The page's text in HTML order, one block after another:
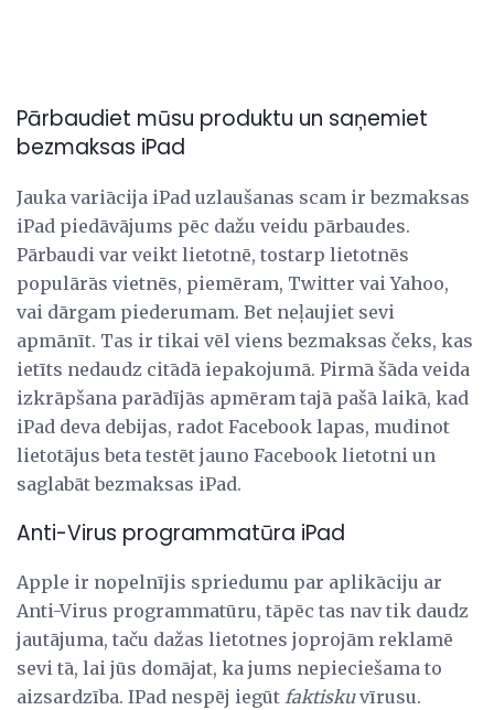
Pārbaudiet mūsu produktu un saņemiet
bezmaksas iPad
Jauka variācija iPad uzlaušanas scam ir bezmaksas
iPad piedāvājums pēc dažu veidu pārbaudes.
Pārbaudi var veikt lietotnē, tostarp lietotnēs
populārās vietnēs, piemēram, Twitter vai Yahoo,
vai dārgam piederumam. Bet neļaujiet sevi
apmānīt. Tas ir tikai vēl viens bezmaksas čeks, kas
ietīts nedaudz citādā iepakojumā. Pirmā šāda veida
izkrāpšana parādījās apmēram tajā pašā laikā, kad
iPad deva debijas, radot Facebook lapas, mudinot
lietotājus beta testēt jauno Facebook lietotni un
saglabāt bezmaksas iPad.
Anti-Virus programmatūra iPad
Apple ir nopelnījis spriedumu par aplikāciju ar
Anti-Virus programmatūru, tāpēc tas nav tik daudz
jautājuma, taču dažas lietotnes joprojām reklamē
sevi tā, lai jūs domājat, ka jums nepieciešama to
aizsardzība. IPad nespēj iegūt faktiskuvīrusu.